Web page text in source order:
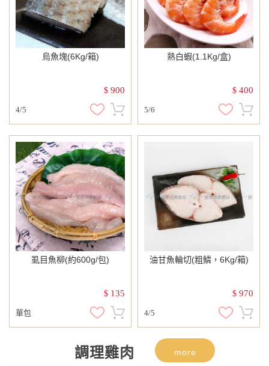
烏魚塊(6Kg/箱)
$ 900
4/5
熟白蝦(1.1Kg/盒)
$ 400
5/6
虱目魚柳(約600g/包)
$ 135
單包
油甘魚輪切(粗鱗，6Kg/箱)
$ 970
4/5
調理雞肉 more